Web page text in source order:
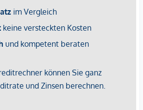
Badewanne, WC, zwei
und Waschmaschinenanschluss
direktem Zugang zur Terrasse (ca. 28
m²)
auf der Terrasse führt hoch zur